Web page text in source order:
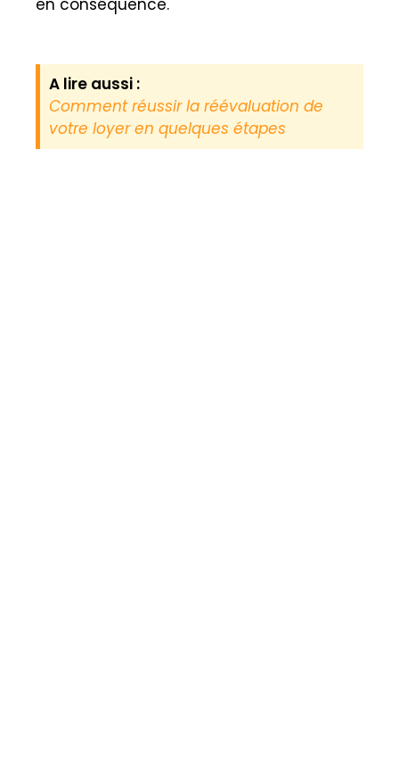
en conséquence.
A lire aussi :
Comment réussir la réévaluation de
votre loyer en quelques étapes